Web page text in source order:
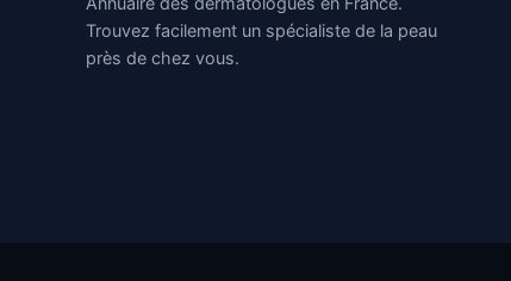
Trouvez facilement un spécialiste de la peau
près de chez vous.